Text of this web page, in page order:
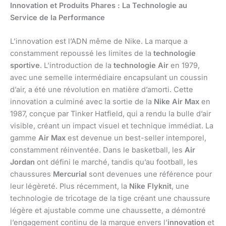
Innovation et Produits Phares : La Technologie au
Service de la Performance
L’innovation est l’ADN même de Nike. La marque a
constamment repoussé les limites de la technologie
sportive. L’introduction de la technologie Air en 1979,
avec une semelle intermédiaire encapsulant un coussin
d’air, a été une révolution en matière d’amorti. Cette
innovation a culminé avec la sortie de la Nike Air Max en
1987, conçue par Tinker Hatfield, qui a rendu la bulle d’air
visible, créant un impact visuel et technique immédiat. La
gamme Air Max est devenue un best-seller intemporel,
constamment réinventée. Dans le basketball, les Air
Jordan ont défini le marché, tandis qu’au football, les
chaussures Mercurial sont devenues une référence pour
leur légèreté. Plus récemment, la Nike Flyknit, une
technologie de tricotage de la tige créant une chaussure
légère et ajustable comme une chaussette, a démontré
l’engagement continu de la marque envers l’innovation et